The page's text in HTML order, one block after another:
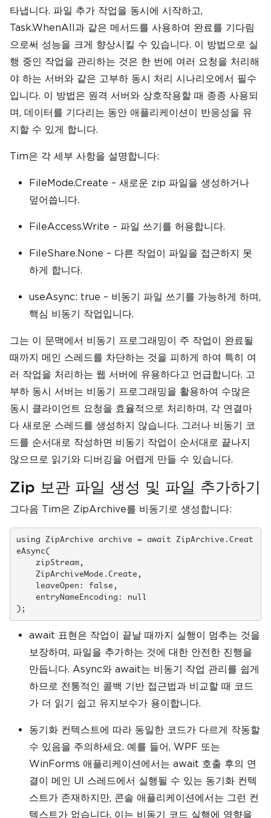
타냅니다. 파일 추가 작업을 동시에 시작하고,
Task.WhenAll과 같은 메서드를 사용하여 완료를 기다림
으로써 성능을 크게 향상시킬 수 있습니다. 이 방법으로 실
행 중인 작업을 관리하는 것은 한 번에 여러 요청을 처리해
야 하는 서버와 같은 고부하 동시 처리 시나리오에서 필수
입니다. 이 방법은 원격 서버와 상호작용할 때 종종 사용되
며, 데이터를 기다리는 동안 애플리케이션이 반응성을 유
지할 수 있게 합니다.
Tim은 각 세부 사항을 설명합니다:
FileMode.Create – 새로운 zip 파일을 생성하거나
덮어씁니다.
FileAccess.Write – 파일 쓰기를 허용합니다.
FileShare.None – 다른 작업이 파일을 접근하지 못
하게 합니다.
useAsync: true – 비동기 파일 쓰기를 가능하게 하며,
핵심 비동기 작업입니다.
그는 이 문맥에서 비동기 프로그래밍이 주 작업이 완료될
때까지 메인 스레드를 차단하는 것을 피하게 하여 특히 여
러 작업을 처리하는 웹 서버에 유용하다고 언급합니다. 고
부하 동시 서버는 비동기 프로그래밍을 활용하여 수많은
동시 클라이언트 요청을 효율적으로 처리하며, 각 연결마
다 새로운 스레드를 생성하지 않습니다. 그러나 비동기 코
드를 순서대로 작성하면 비동기 작업이 순서대로 끝나지
않으므로 읽기와 디버깅을 어렵게 만들 수 있습니다.
Zip 보관 파일 생성 및 파일 추가하기
그다음 Tim은 ZipArchive를 비동기로 생성합니다:
using ZipArchive archive = await ZipArchive.Creat
eAsync(
await 표현은 작업이 끝날 때까지 실행이 멈추는 것을
보장하며, 파일을 추가하는 것에 대한 안전한 진행을
만듭니다. Async와 await는 비동기 작업 관리를 쉽게
하므로 전통적인 콜백 기반 접근법과 비교할 때 코드
가 더 읽기 쉽고 유지보수가 용이합니다.
동기화 컨텍스트에 따라 동일한 코드가 다르게 작동할
수 있음을 주의하세요. 예를 들어, WPF 또는
WinForms 애플리케이션에서는 await 호출 후의 연
결이 메인 UI 스레드에서 실행될 수 있는 동기화 컨텍
스트가 존재하지만, 콘솔 애플리케이션에서는 그런 컨
텍스트가 없습니다. 이는 비동기 코드 실행에 영향을